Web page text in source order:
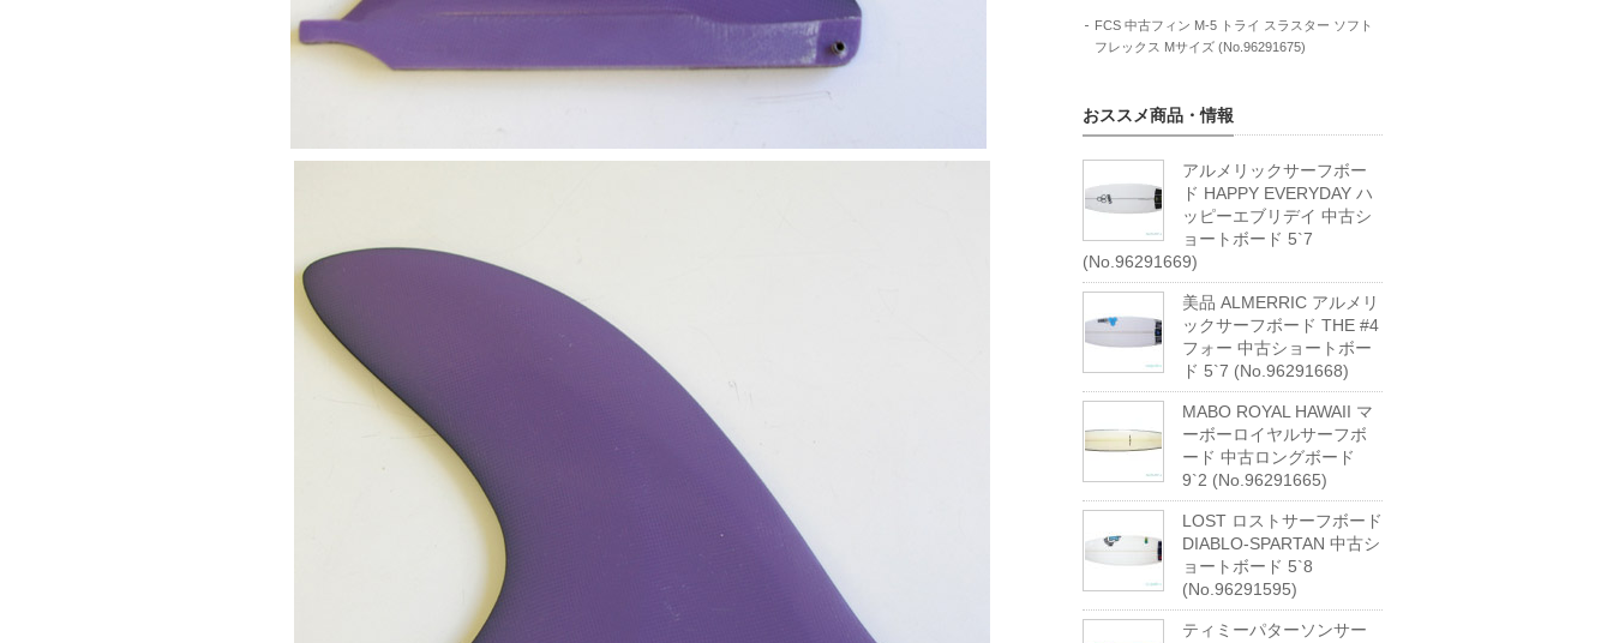
FCS 中古フィン M-5 トライ スラスター ソフト
フレックス Mサイズ (No.96291675)
おススメ商品・情報
アルメリックサーフボー
ド HAPPY EVERYDAY ハ
ッピーエブリデイ 中古シ
ョートボード 5`7
(No.96291669)
美品 ALMERRIC アルメリ
ックサーフボード THE #4
フォー 中古ショートボー
ド 5`7 (No.96291668)
MABO ROYAL HAWAII マ
ーボーロイヤルサーフボ
ード 中古ロングボード
9`2 (No.96291665)
LOST ロストサーフボード
DIABLO-SPARTAN 中古シ
ョートボード 5`8
(No.96291595)
ティミーパターソンサー